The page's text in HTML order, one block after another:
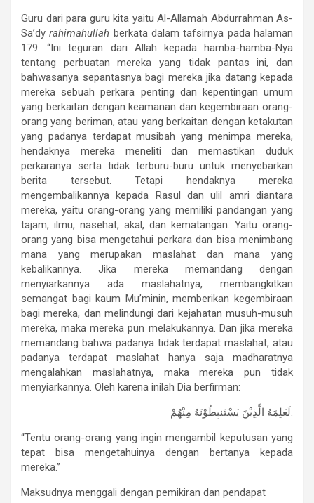
Guru dari para guru kita yaitu Al-Allamah Abdurrahman As-
Sa’dyrahimahullah berkata dalam tafsirnya pada halaman
179: “Ini teguran dari Allah kepada hamba-hamba-Nya
tentang perbuatan mereka yang tidak pantas ini, dan
bahwasanya sepantasnya bagi mereka jika datang kepada
mereka sebuah perkara penting dan kepentingan umum
yang berkaitan dengan keamanan dan kegembiraan orang-
orang yang beriman, atau yang berkaitan dengan ketakutan
yang padanya terdapat musibah yang menimpa mereka,
hendaknya mereka meneliti dan memastikan duduk
perkaranya serta tidak terburu-buru untuk menyebarkan
berita tersebut. Tetapi hendaknya mereka
mengembalikannya kepada Rasul dan ulil amri diantara
mereka, yaitu orang-orang yang memiliki pandangan yang
tajam, ilmu, nasehat, akal, dan kematangan. Yaitu orang-
orang yang bisa mengetahui perkara dan bisa menimbang
mana yang merupakan maslahat dan mana yang
kebalikannya. Jika mereka memandang dengan
menyiarkannya ada maslahatnya, membangkitkan
semangat bagi kaum Mu’minin, memberikan kegembiraan
bagi mereka, dan melindungi dari kejahatan musuh-musuh
mereka, maka mereka pun melakukannya. Dan jika mereka
memandang bahwa padanya tidak terdapat maslahat, atau
padanya terdapat maslahat hanya saja madharatnya
mengalahkan maslahatnya, maka mereka pun tidak
menyiarkannya. Oleh karena inilah Dia berfirman:
لَعَلِمَهُ الَّذِيْنَ يَسْتَنبِطُوْنَهُ مِنْهُمْ.
“Tentu orang-orang yang ingin mengambil keputusan yang
tepat bisa mengetahuinya dengan bertanya kepada
mereka.”
Maksudnya menggali dengan pemikiran dan pendapat